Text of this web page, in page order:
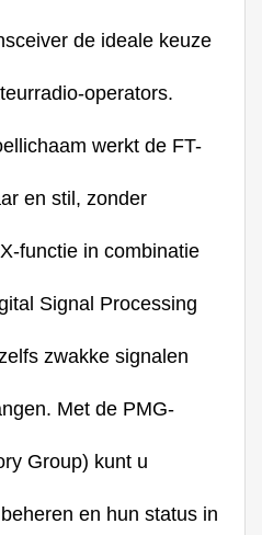
de ideale keuze
operators.
werkt de FT-
en stil, zonder
functie in combinatie
Signal Processing
zwakke signalen
Met de PMG-
Group) kunt u
en hun status in